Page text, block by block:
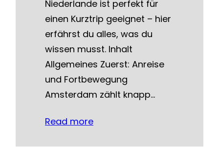
Niederlande ist perfekt für
einen Kurztrip geeignet – hier
erfährst du alles, was du
wissen musst. Inhalt
Allgemeines Zuerst: Anreise
und Fortbewegung
Amsterdam zählt knapp…
Read more